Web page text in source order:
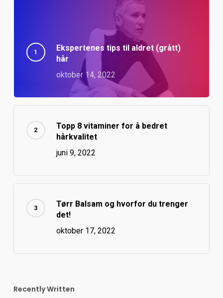
Ekspertenes tips til aldret (grått)
hår
oktober 14, 2022
Topp 8 vitaminer for å bedret
hårkvalitet
juni 9, 2022
Tørr Balsam og hvorfor du trenger
det!
oktober 17, 2022
Recently Written